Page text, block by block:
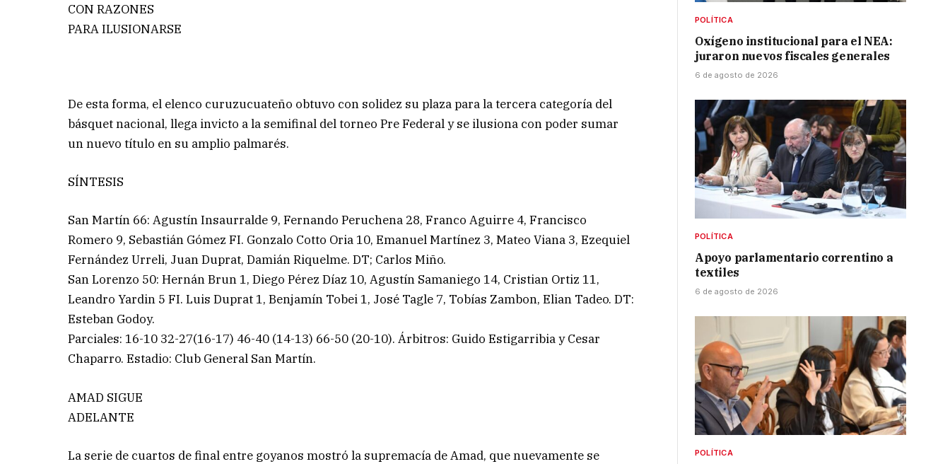
CON RAZONES
PARA ILUSIONARSE
De esta forma, el elenco curuzucuateño obtuvo con solidez su plaza para la tercera categoría del
básquet nacional, llega invicto a la semifinal del torneo Pre Federal y se ilusiona con poder sumar
un nuevo título en su amplio palmarés.
SÍNTESIS
San Martín 66: Agustín Insaurralde 9, Fernando Peruchena 28, Franco Aguirre 4, Francisco
Romero 9, Sebastián Gómez FI. Gonzalo Cotto Oria 10, Emanuel Martínez 3, Mateo Viana 3, Ezequiel
Fernández Urreli, Juan Duprat, Damián Riquelme. DT; Carlos Miño.
San Lorenzo 50: Hernán Brun 1, Diego Pérez Díaz 10, Agustín Samaniego 14, Cristian Ortiz 11,
Leandro Yardin 5 FI. Luis Duprat 1, Benjamín Tobei 1, José Tagle 7, Tobías Zambon, Elian Tadeo. DT:
Esteban Godoy.
Parciales: 16-10 32-27(16-17) 46-40 (14-13) 66-50 (20-10). Árbitros: Guido Estigarribia y Cesar
Chaparro. Estadio: Club General San Martín.
AMAD SIGUE
ADELANTE
La serie de cuartos de final entre goyanos mostró la supremacía de Amad, que nuevamente se
POLÍTICA
Oxígeno institucional para el NEA:
juraron nuevos fiscales generales
6 de agosto de 2026
POLÍTICA
Apoyo parlamentario correntino a
textiles
6 de agosto de 2026
POLÍTICA